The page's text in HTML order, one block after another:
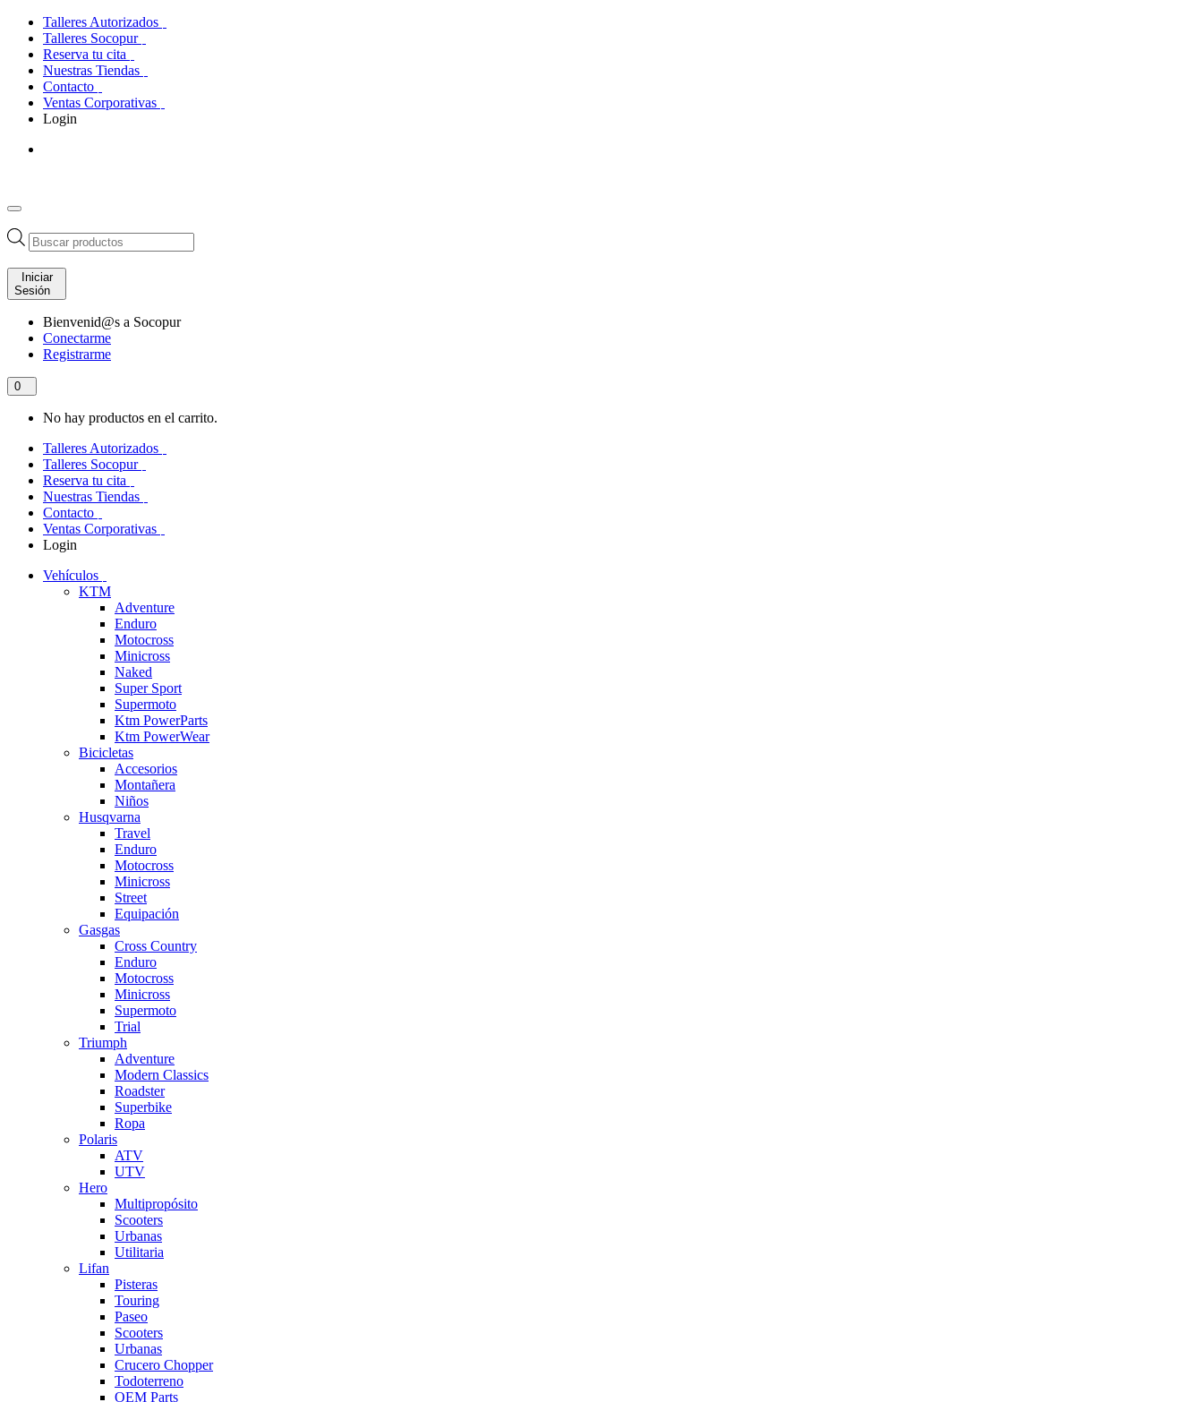
Talleres Autorizados
Talleres Socopur
Reserva tu cita
Nuestras Tiendas
Contacto
Ventas Corporativas
Login
Búsqueda
de
productos
Iniciar
Sesión
Bienvenid@s a Socopur
Conectarme
Registrarme
0
No hay productos en el carrito.
Talleres Autorizados
Talleres Socopur
Reserva tu cita
Nuestras Tiendas
Contacto
Ventas Corporativas
Login
Vehículos
KTM
Adventure
Enduro
Motocross
Minicross
Naked
Super Sport
Supermoto
Ktm PowerParts
Ktm PowerWear
Bicicletas
Accesorios
Montañera
Niños
Husqvarna
Travel
Enduro
Motocross
Minicross
Street
Equipación
Gasgas
Cross Country
Enduro
Motocross
Minicross
Supermoto
Trial
Triumph
Adventure
Modern Classics
Roadster
Superbike
Ropa
Polaris
ATV
UTV
Hero
Multipropósito
Scooters
Urbanas
Utilitaria
Lifan
Pisteras
Touring
Paseo
Scooters
Urbanas
Crucero Chopper
Todoterreno
OEM Parts